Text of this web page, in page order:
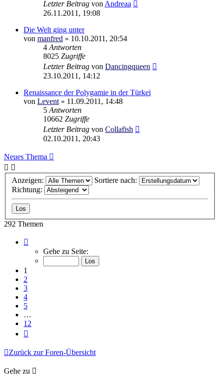
Letzter Beitrag von Andreaa
26.11.2011, 19:08
Die Welt ging unter
von manfred » 10.10.2011, 20:54
4 Antworten
8025 Zugriffe
Letzter Beitrag von Dancingqueen
23.10.2011, 14:12
Renaissance der Polygamie in der Türkei
von Levent » 11.09.2011, 14:48
5 Antworten
10662 Zugriffe
Letzter Beitrag von Collafish
02.10.2011, 20:43
Neues Thema
Anzeigen:
Sortiere nach:
Richtung:
292 Themen
von
Gehe zu Seite:
1
2
3
4
5
…
12
Zurück zur Foren-Übersicht
Gehe zu